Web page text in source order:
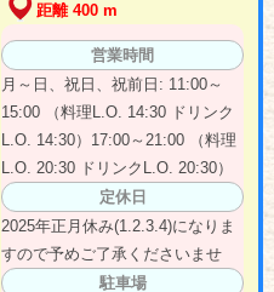
距離 400 m
営業時間
月～日、祝日、祝前日: 11:00～
15:00 （料理L.O. 14:30 ドリンク
L.O. 14:30）17:00～21:00 （料理
L.O. 20:30 ドリンクL.O. 20:30）
定休日
2025年正月休み(1.2.3.4)になりま
すので予めご了承くださいませ
駐車場